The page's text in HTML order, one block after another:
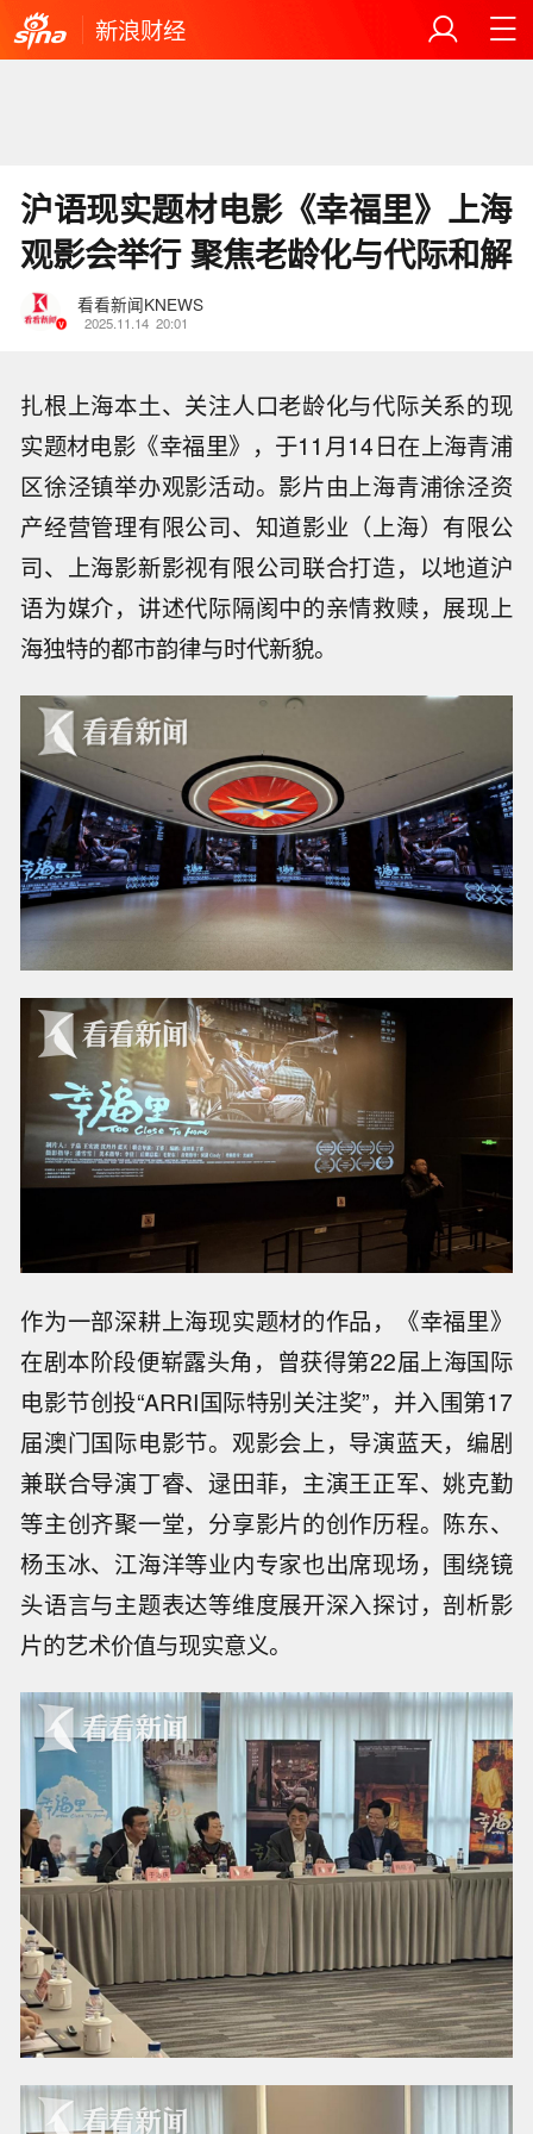
新浪财经
沪语现实题材电影《幸福里》上海
观影会举行 聚焦老龄化与代际和解
看看新闻KNEWS
2025.11.14 20:01
扎根上海本土、关注人口老龄化与代际关系的现
实题材电影《幸福里》，于11月14日在上海青浦
区徐泾镇举办观影活动。影片由上海青浦徐泾资
产经营管理有限公司、知道影业（上海）有限公
司、上海影新影视有限公司联合打造，以地道沪
语为媒介，讲述代际隔阂中的亲情救赎，展现上
海独特的都市韵律与时代新貌。
作为一部深耕上海现实题材的作品，《幸福里》
在剧本阶段便崭露头角，曾获得第22届上海国际
电影节创投“ARRI国际特别关注奖”，并入围第17
届澳门国际电影节。观影会上，导演蓝天，编剧
兼联合导演丁睿、逯田菲，主演王正军、姚克勤
等主创齐聚一堂，分享影片的创作历程。陈东、
杨玉冰、江海洋等业内专家也出席现场，围绕镜
头语言与主题表达等维度展开深入探讨，剖析影
片的艺术价值与现实意义。